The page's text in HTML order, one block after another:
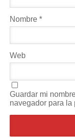
Nombre *
Web
Guardar mi
navegador para la